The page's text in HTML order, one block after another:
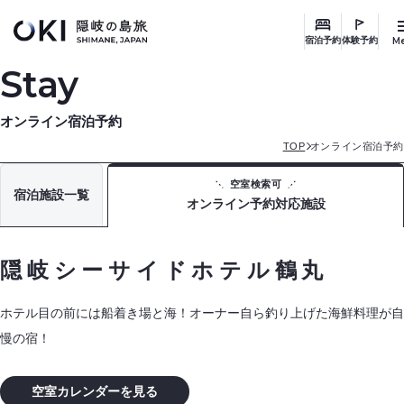
宿泊予約体験予約
Stay
オンライン宿泊予約
TOP オンライン宿泊予約
宿泊施設一覧
空室検索可
オンライン予約対応施設
隠岐シーサイドホテル鶴丸
ホテル目の前には船着き場と海！オーナー自ら釣り上げた海鮮料理が自
慢の宿！
空室カレンダーを見る